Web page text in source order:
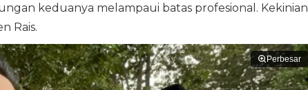
keduanya melampaui batas profesional. Kekinian
Rais.
Perbesar